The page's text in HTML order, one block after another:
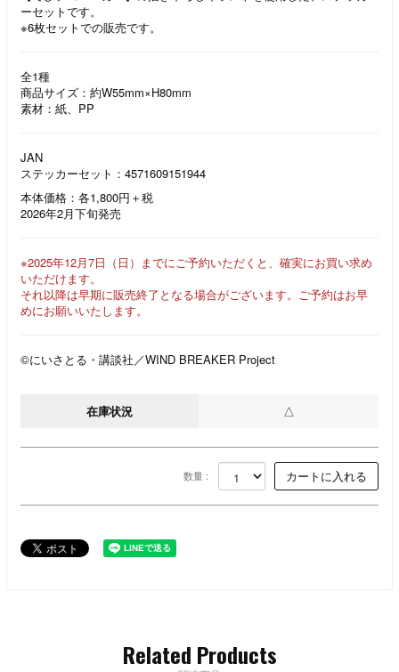
ーセットです。
※6枚セットでの販売です。
全1種
商品サイズ：約W55mm×H80mm
素材：紙、PP
JAN
ステッカーセット：4571609151944
本体価格：各1,800円＋税
2026年2月下旬発売
※2025年12月7日（日）までにご予約いただくと、確実にお買い求め
いただけます。
それ以降は早期に販売終了となる場合がございます。ご予約はお早
めにお願いいたします。
©にいさとる・講談社／WIND BREAKER Project
在庫状況 △
数量 :
Related Products